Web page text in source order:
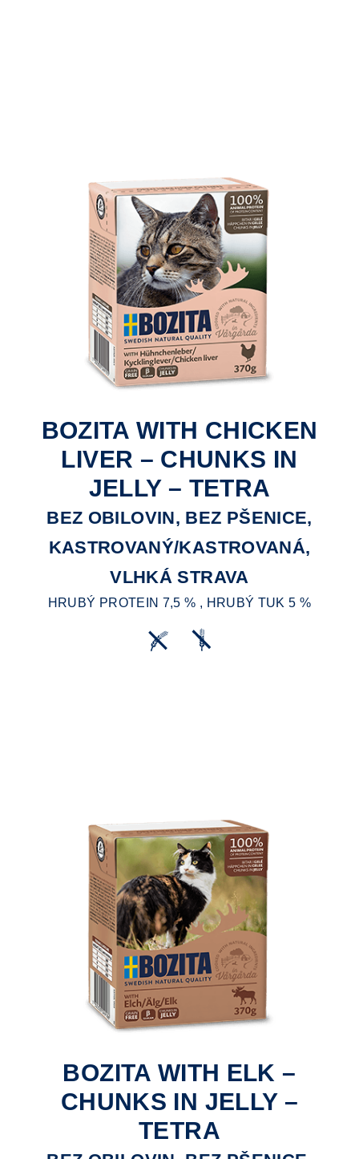
BOZITA WITH CHICKEN
LIVER – CHUNKS IN
JELLY – TETRA
BEZ OBILOVIN, BEZ PŠENICE,
KASTROVANÝ/KASTROVANÁ,
VLHKÁ STRAVA
HRUBÝ PROTEIN 7,5 % , HRUBÝ TUK 5 %
BOZITA WITH ELK –
CHUNKS IN JELLY –
TETRA